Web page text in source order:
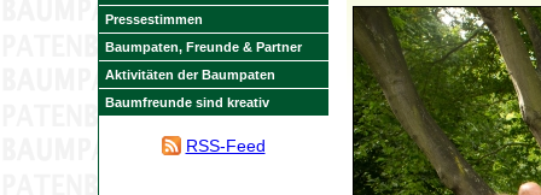
Pressestimmen
Baumpaten, Freunde & Partner
Aktivitäten der Baumpaten
Baumfreunde sind kreativ
RSS-Feed